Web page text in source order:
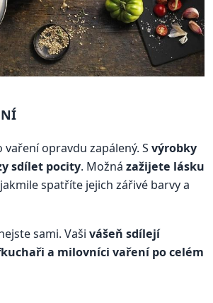
opravdu zapálený. S výrobky
sdílet pocity. Možná zažijete lásku
spatříte jejich zářivé barvy a
sami. Vaši vášeň sdílejí
a milovníci vaření po celém